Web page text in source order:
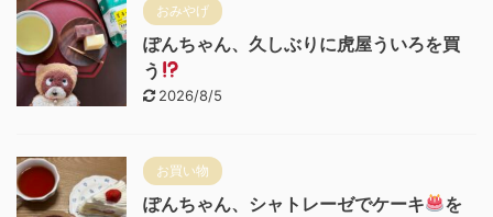
おみやげ
ぽんちゃん、久しぶりに虎屋ういろを買
う
2026/8/5
お買い物
ぽんちゃん、シャトレーゼでケーキ
を